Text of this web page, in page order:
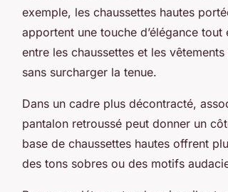
exemple, les chaussettes hautes
apportent une touche d’élégance
entre les chaussettes et les
sans surcharger la tenue.
Dans un cadre plus décontracté,
pantalon retroussé peut donner un
base de chaussettes hautes offrent
des tons sobres ou des motifs